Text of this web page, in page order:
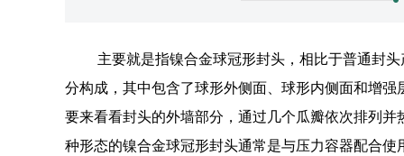
主要就是指镍合金球冠形封头，相比于普通封
分构成，其中包含了球形外侧面、球形内侧面和增
要来看看封头的外墙部分，通过几个瓜瓣依次排列
种形态的镍合金球冠形封头通常是与压力容器配合